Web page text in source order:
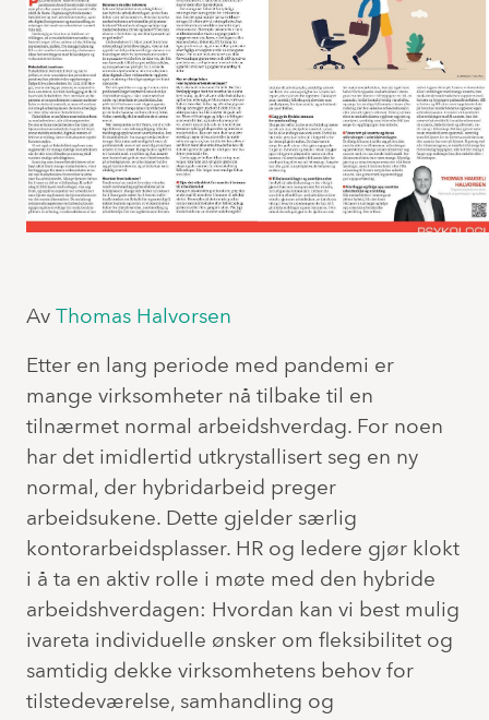
Av Thomas Halvorsen
Etter en lang periode med pandemi er
mange virksomheter nå tilbake til en
tilnærmet normal arbeidshverdag. For noen
har det imidlertid utkrystallisert seg en ny
normal, der hybridarbeid preger
arbeidsukene. Dette gjelder særlig
kontorarbeidsplasser. HR og ledere gjør klokt
i å ta en aktiv rolle i møte med den hybride
arbeidshverdagen: Hvordan kan vi best mulig
ivareta individuelle ønsker om fleksibilitet og
samtidig dekke virksomhetens behov for
tilstedeværelse, samhandling og